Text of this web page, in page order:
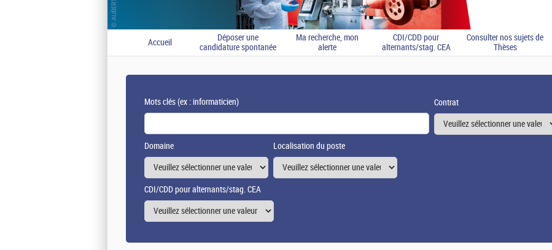
Accueil
Déposer une
candidature spontanée
Ma recherche, mon
alerte
CDI/CDD pour
alternants/stag. CEA
Consulter nos sujets de
Thèses
Mots clés(ex : informaticien) Contrat
Domaine Localisation du poste
CDI/CDD pour alternants/stag. CEA